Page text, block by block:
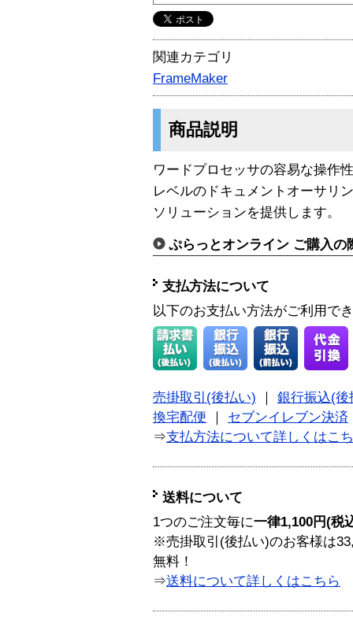
関連カテゴリ
FrameMaker
商品説明
ワードプロセッサの容易な操作
レベルのドキュメントオーサリ
ソリューションを提供します。
ぷらっとオンライン ご購入の
支払方法について
以下のお支払い方法がご利用で
売掛取引(後払い)
銀行振込(後
換宅配便
セブンイレブン決済
⇒支払方法について詳しくはこ
送料について
1つのご注文毎に一律1,100円(税
※売掛取引(後払い)のお客様は
無料！
⇒送料について詳しくはこちら